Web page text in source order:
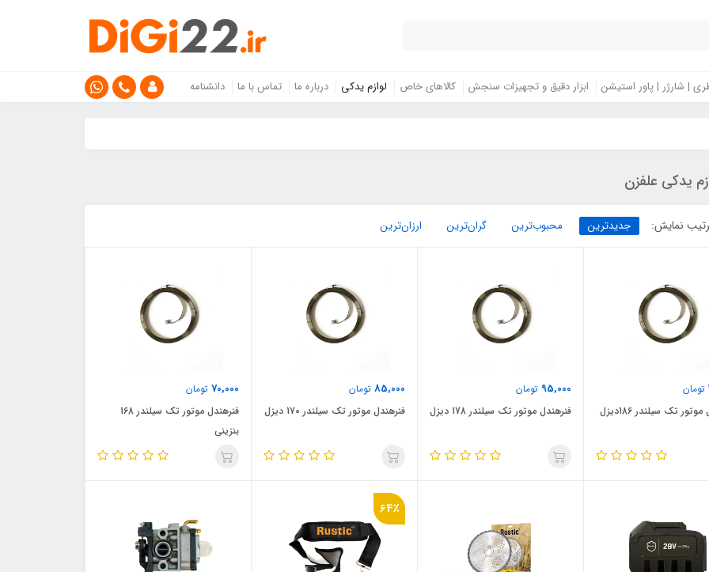
| شارژر | پاور استیشن ابزار دقیق و تجهیزات سنجش کالاهای خاص لوازم یدکی درباره ما تماس با ما دانشنامه
یدکی علفزن
نمایش: جدیدترین محبوب‌ترین گران‌ترین ارزان‌ترین
تومان
تک سیلندر 186دیزل
95,000 تومان
فنرهندل موتور تک سیلندر 178 دیزل
85,000 تومان
فنرهندل موتور تک سیلندر 170 دیزل
70,000 تومان
فنرهندل موتور تک سیلندر 168
بنزینی
64٪